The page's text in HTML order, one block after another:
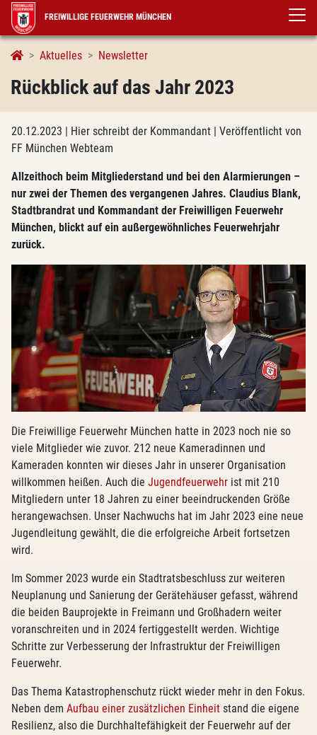
FREIWILLIGE FEUERWEHR MÜNCHEN
Aktuelles Newsletter
Details
Rückblick auf das Jahr 2023
20.12.2023 | Hier schreibt der Kommandant | Veröffentlicht von
FF München Webteam
Allzeithoch beim Mitgliederstand und bei den Alarmierungen –
nur zwei der Themen des vergangenen Jahres. Claudius Blank,
Stadtbrandrat und Kommandant der Freiwilligen Feuerwehr
München, blickt auf ein außergewöhnliches Feuerwehrjahr
zurück.
Die Freiwillige Feuerwehr München hatte in 2023 noch nie so
viele Mitglieder wie zuvor. 212 neue Kameradinnen und
Kameraden konnten wir dieses Jahr in unserer Organisation
willkommen heißen. Auch die Jugendfeuerwehr ist mit 210
Mitgliedern unter 18 Jahren zu einer beeindruckenden Größe
herangewachsen. Unser Nachwuchs hat im Jahr 2023 eine neue
Jugendleitung gewählt, die die erfolgreiche Arbeit fortsetzen
wird.
Im Sommer 2023 wurde ein Stadtratsbeschluss zur weiteren
Neuplanung und Sanierung der Gerätehäuser gefasst, während
die beiden Bauprojekte in Freimann und Großhadern weiter
voranschreiten und in 2024 fertiggestellt werden. Wichtige
Schritte zur Verbesserung der Infrastruktur der Freiwilligen
Feuerwehr.
Das Thema Katastrophenschutz rückt wieder mehr in den Fokus.
Neben dem Aufbau einer zusätzlichen Einheit stand die eigene
Resilienz, also die Durchhaltefähigkeit der Feuerwehr auf der